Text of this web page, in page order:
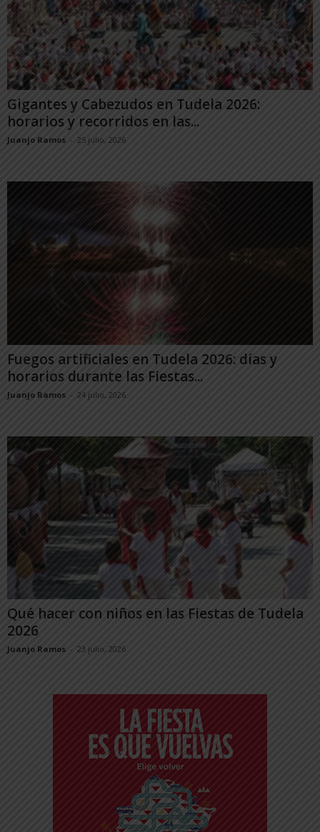
Gigantes y Cabezudos en Tudela 2026:
horarios y recorridos en las...
Juanjo Ramos - 25 julio, 2026
Fuegos artificiales en Tudela 2026: días y
horarios durante las Fiestas...
Juanjo Ramos - 24 julio, 2026
Qué hacer con niños en las Fiestas de Tudela
2026
Juanjo Ramos - 23 julio, 2026